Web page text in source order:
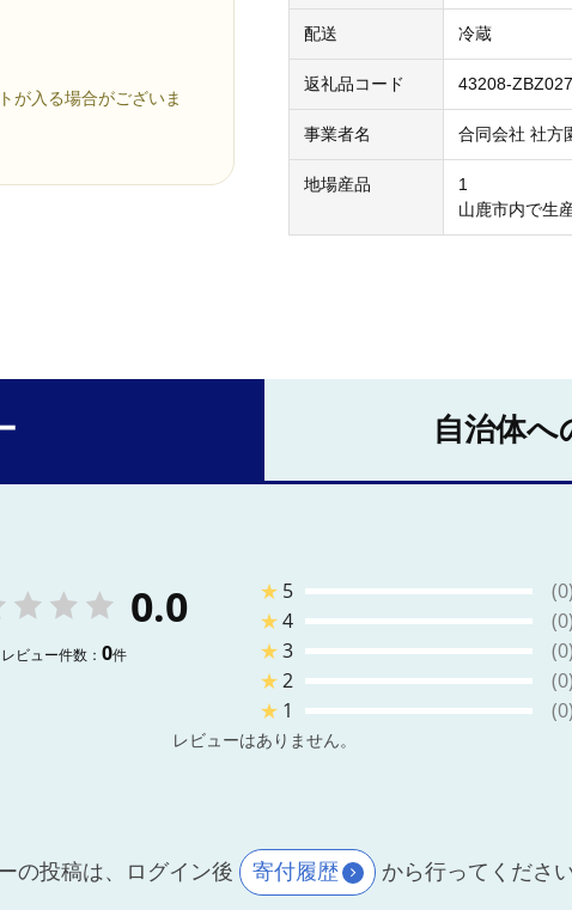
が入る場合がございま
配送 冷蔵
返礼品コード 43208-ZBZ027
事業者名 合同会社 社方
地場産品
1
山鹿市内で生
自治体へ
0.0
レビュー件数： 0件
★ 5
(0)
★4
(0)
★3
(0)
★2
(0)
★ 1 (0)
レビューはありません。
の投稿は、ログイン後 寄付履歴 から行ってください